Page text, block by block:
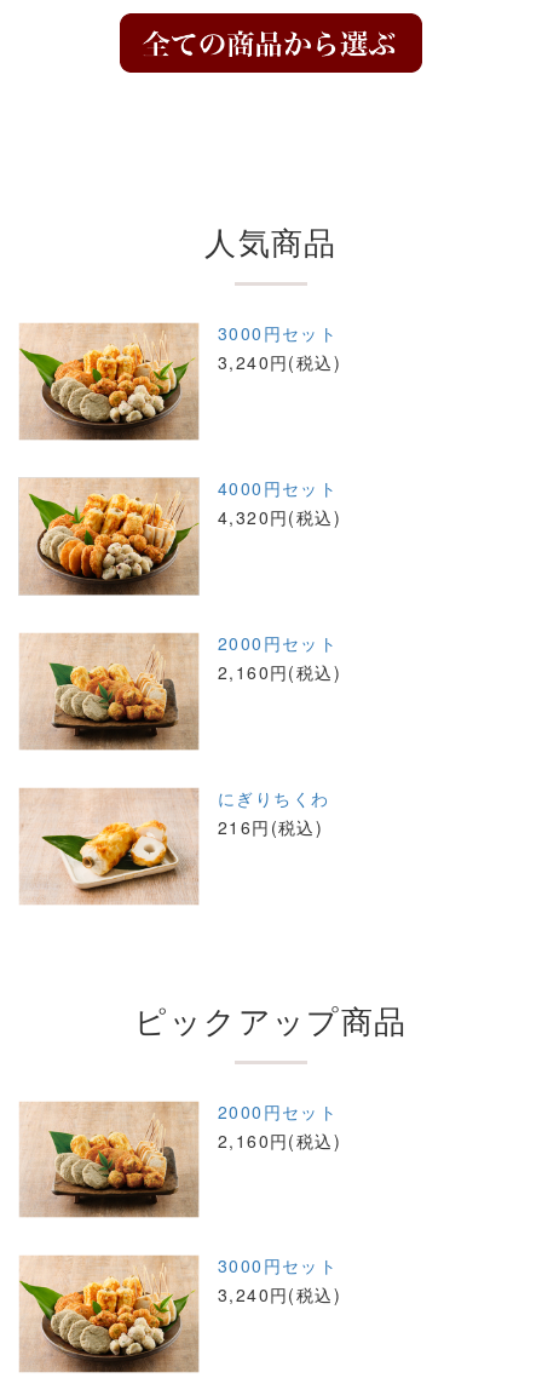
人気商品
3000円セット
3,240円(税込)
4000円セット
4,320円(税込)
2000円セット
2,160円(税込)
にぎりちくわ
216円(税込)
ピックアップ商品
2000円セット
2,160円(税込)
3000円セット
3,240円(税込)